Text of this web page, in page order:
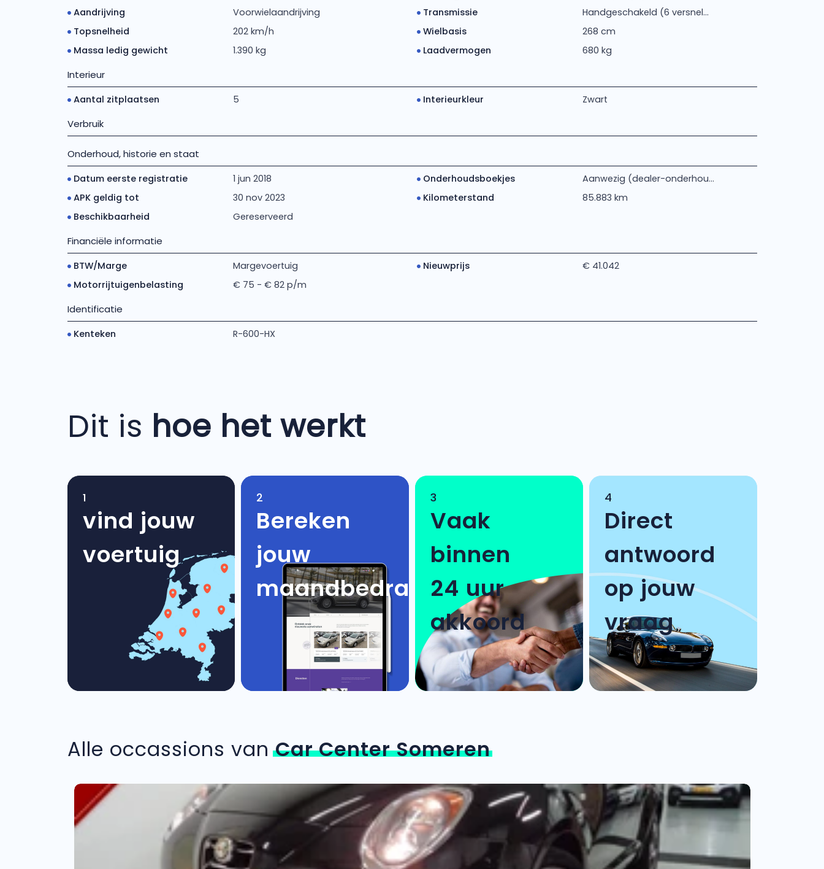
Aandrijving
Voorwielaandrijving Transmissie
Handgeschakeld (6 versnel...
Topsnelheid
202 km/h Wielbasis
268 cm
Massa ledig gewicht
1.390 kg Laadvermogen 680 kg
Interieur
Aantal zitplaatsen 5 Interieurkleur Zwart
Verbruik
Onderhoud, historie en staat
Datum eerste registratie 1 jun 2018 Onderhoudsboekjes
Aanwezig (dealer-onderhou...
APK geldig tot
30 nov 2023 Kilometerstand
85.883 km
Beschikbaarheid
Gereserveerd
Financiële informatie
BTW/Marge Margevoertuig Nieuwprijs
€ 41.042
Motorrijtuigenbelasting
€ 75 - € 82 p/m
Identificatie
Kenteken R-600-HX
Dit is hoe het werkt
1
vind jouw
voertuig
2
Bereken
jouw
maandbedrag
3
Vaak
binnen
24 uur
akkoord
4
Direct
antwoord
op jouw
vraag
Alle occassions vanCar Center Someren